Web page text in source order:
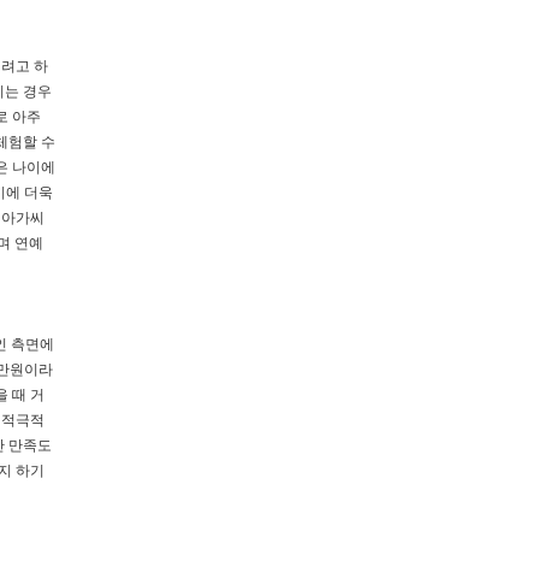
고 하
는 경우
아주
험할 수
나이에
에 더욱
가씨
연예
측면에
원이라
때 거
극적
만족도
하기